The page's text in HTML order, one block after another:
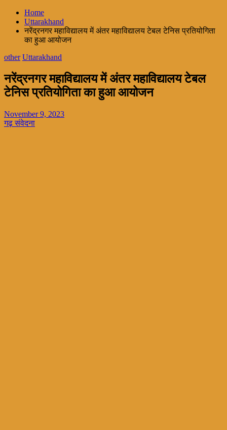
Home
Uttarakhand
नरेंद्रनगर महाविद्यालय में अंतर महाविद्यालय टेबल टेनिस प्रतियोगिता
का हुआ आयोजन
other Uttarakhand
नरेंद्रनगर महाविद्यालय में अंतर महाविद्यालय टेबल
टेनिस प्रतियोगिता का हुआ आयोजन
November 9, 2023
गढ़ संवेदना